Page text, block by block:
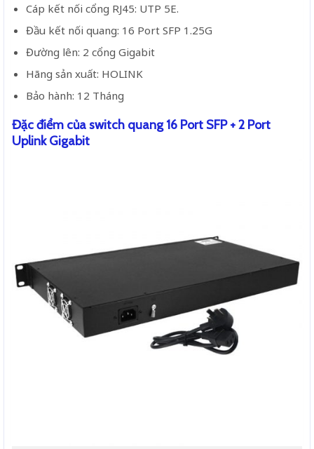
Cáp kết nối cổng RJ45: UTP 5E.
Đầu kết nối quang: 16 Port SFP 1.25G
Đường lên: 2 cổng Gigabit
Hãng sản xuất: HOLINK
Bảo hành: 12 Tháng
Đặc điểm của switch quang 16 Port SFP + 2 Port
Uplink Gigabit